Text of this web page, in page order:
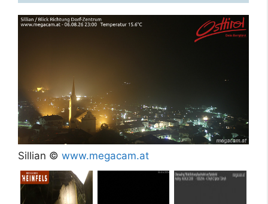
Sillian © www.megacam.at